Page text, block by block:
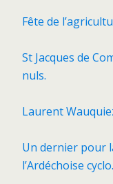
Fête de
St Jacques de
nuls.
Laurent
Un dernier pour
l’Ardéchoise cyclo.